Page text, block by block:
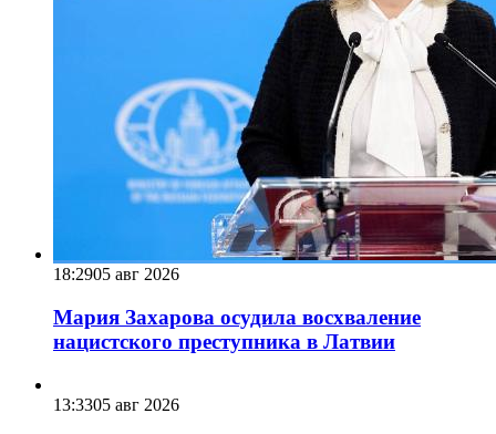
18:2905 авг 2026
Мария Захарова осудила восхваление
нацистского преступника в Латвии
13:3305 авг 2026